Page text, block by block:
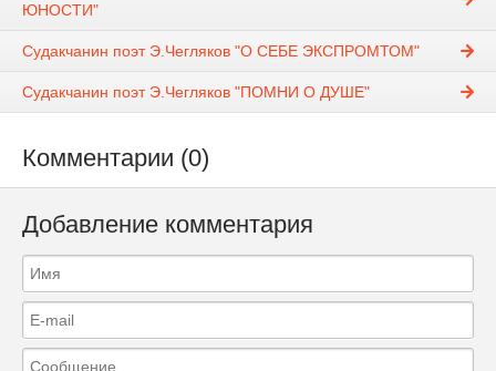
ЮНОСТИ"
Судакчанин поэт Э.Чегляков "О СЕБЕ ЭКСПРОМТОМ"
Судакчанин поэт Э.Чегляков "ПОМНИ О ДУШЕ"
Комментарии (0)
Добавление комментария